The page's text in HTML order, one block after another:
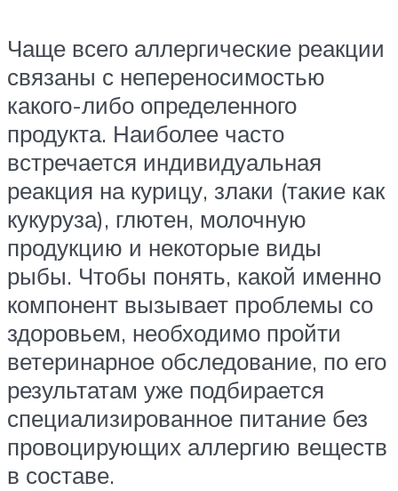
Чаще всего аллергические реакции
связаны с непереносимостью
какого-либо определенного
продукта. Наиболее часто
встречается индивидуальная
реакция на курицу, злаки (такие как
кукуруза), глютен, молочную
продукцию и некоторые виды
рыбы. Чтобы понять, какой именно
компонент вызывает проблемы со
здоровьем, необходимо пройти
ветеринарное обследование, по его
результатам уже подбирается
специализированное питание без
провоцирующих аллергию веществ
в составе.